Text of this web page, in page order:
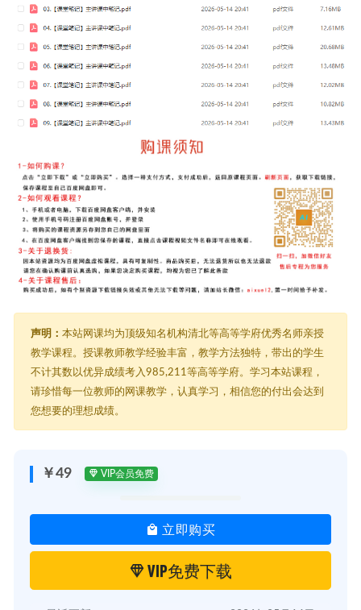
声明： 本站网课均为顶级知名机构清北等高等学府优秀名师亲授
教学课程。授课教师教学经验丰富，教学方法独特，带出的学生
不计其数以优异成绩考入985,211等高等学府。学习本站课程，
请珍惜每一位教师的网课教学，认真学习，相信您的付出会达到
您想要的理想成绩。
￥49 VIP会员免费
立即购买
VIP免费下载